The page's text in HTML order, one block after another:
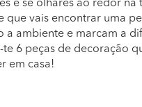
e se olhares ao redor na
que vais encontrar uma
a ambiente e marcam a
te 6 peças de decoração
em casa!